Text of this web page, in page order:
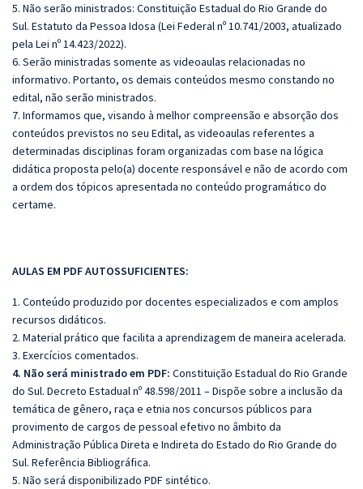
5. Não serão ministrados: Constituição Estadual do Rio Grande do
Sul. Estatuto da Pessoa Idosa (Lei Federal nº 10.741/2003, atualizado
pela Lei nº 14.423/2022).
6. Serão ministradas somente as videoaulas relacionadas no
informativo. Portanto, os demais conteúdos mesmo constando no
edital, não serão ministrados.
7. Informamos que, visando à melhor compreensão e absorção dos
conteúdos previstos no seu Edital, as videoaulas referentes a
determinadas disciplinas foram organizadas com base na lógica
didática proposta pelo(a) docente responsável e não de acordo com
a ordem dos tópicos apresentada no conteúdo programático do
certame.
AULAS EM PDF AUTOSSUFICIENTES:
1. Conteúdo produzido por docentes especializados e com amplos
recursos didáticos.
2. Material prático que facilita a aprendizagem de maneira acelerada.
3. Exercícios comentados.
4. Não será ministrado em PDF: Constituição Estadual do Rio Grande
do Sul. Decreto Estadual nº 48.598/2011 – Dispõe sobre a inclusão da
temática de gênero, raça e etnia nos concursos públicos para
provimento de cargos de pessoal efetivo no âmbito da
Administração Pública Direta e Indireta do Estado do Rio Grande do
Sul. Referência Bibliográfica.
5. Não será disponibilizado PDF sintético.